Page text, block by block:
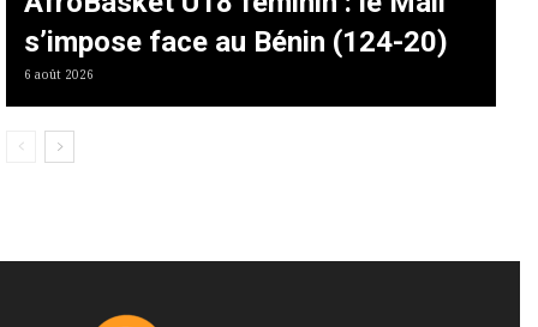
s’impose face au Bénin (124-20)
6 août 2026